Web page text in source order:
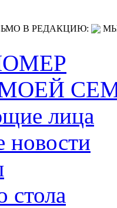
В РЕДАКЦИЮ:
лица
новости
стола